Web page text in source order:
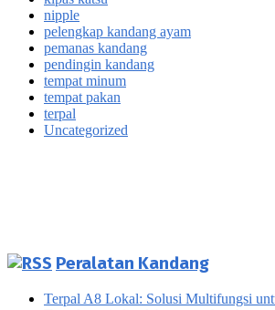
nipple
pelengkap kandang ayam
pemanas kandang
pendingin kandang
tempat minum
tempat pakan
terpal
Uncategorized
Peralatan Kandang
Terpal A8 Lokal: Solusi Multifungsi